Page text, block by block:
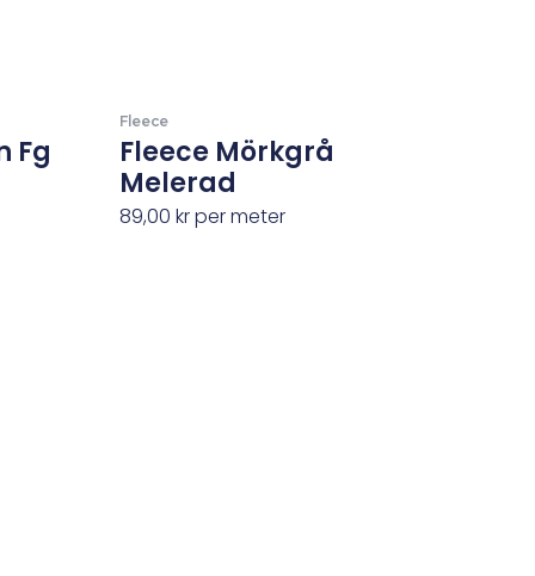
Fg
Fleece
Fleece Mörkgrå
Melerad
89,00krper meter